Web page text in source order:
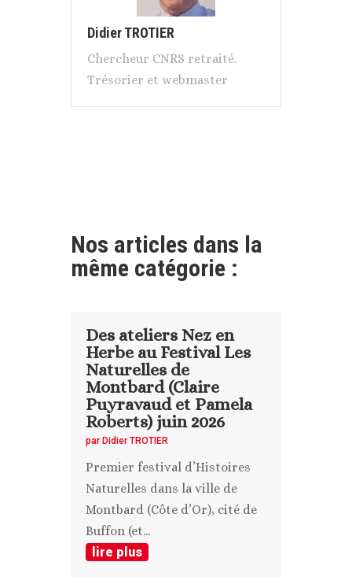
Didier TROTIER
Chercheur CNRS retraité.
Trésorier et webmaster
Nos articles dans la
même catégorie :
Des ateliers Nez en
Herbe au Festival Les
Naturelles de
Montbard (Claire
Puyravaud et Pamela
Roberts) juin 2026
par Didier TROTIER
Premier festival d’Histoires
Naturelles dans la ville de
Montbard (Côte d’Or), cité de
Buffon (et...
lire plus